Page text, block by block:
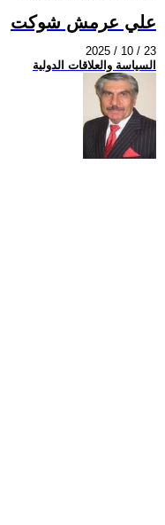
علي عرمش شوكت
2025 / 10 / 23
السياسة والعلاقات الدولية